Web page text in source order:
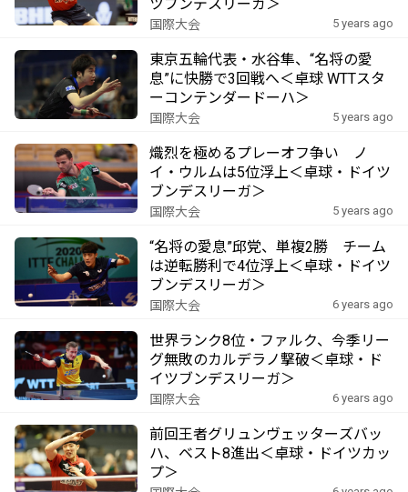
ツブンデスリーガ＞
国際大会 5 years ago
東京五輪代表・水谷隼、“名将の愛
息”に快勝で3回戦へ＜卓球 WTTスタ
ーコンテンダードーハ＞
国際大会 5 years ago
熾烈を極めるプレーオフ争い ノ
イ・ウルムは5位浮上＜卓球・ドイツ
ブンデスリーガ＞
国際大会 5 years ago
“名将の愛息”邱党、単複2勝 チーム
は逆転勝利で4位浮上＜卓球・ドイツ
ブンデスリーガ＞
国際大会 6 years ago
世界ランク8位・ファルク、今季リー
グ無敗のカルデラノ撃破＜卓球・ド
イツブンデスリーガ＞
国際大会 6 years ago
前回王者グリュンヴェッターズバッ
ハ、ベスト8進出＜卓球・ドイツカッ
プ＞